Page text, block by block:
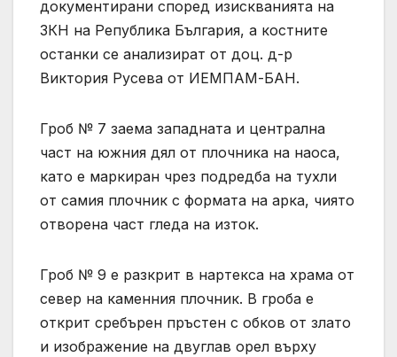
документирани според изискванията на
ЗКН на Република България, а костните
останки се анализират от доц. д-р
Виктория Русева от ИЕМПАМ-БАН.
Гроб № 7 заема западната и централна
част на южния дял от плочника на наоса,
като е маркиран чрез подредба на тухли
от самия плочник с формата на арка, чиято
отворена част гледа на изток.
Гроб № 9 е разкрит в нартекса на храма от
север на каменния плочник. В гроба е
открит сребърен пръстен с обков от злато
и изображение на двуглав орел върху